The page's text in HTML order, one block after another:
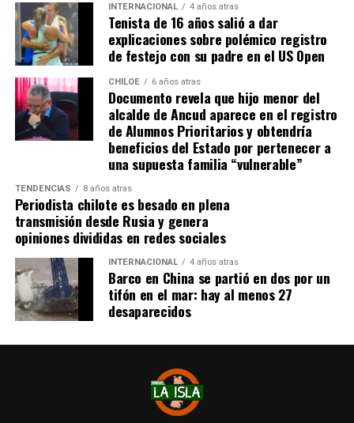
Actualmente, Gómez se encuentra en Santiago
realizando trámites y participando como invitada en
distintos medios de comunicación. Aunque aún no tiene
una fecha exacta para su viaje a Estados Unidos, donde
se administra el medicamento, indicó que esperan
realizarlo «a mediados de junio».
Cabe destacar que, pese a que se logró reunir el dinero y,
por ende, la meta se cumplió, continúan circulando por
redes sociales, eventos a beneficios de Tomás Ross.
¿Como ayudar?
Instagram, Dante_contra_duchenne
Fernando Jara (padre)
19.968.680-1
Banco Falabella, cuenta corriente
11510154944
fernandokine1998@gmail.com
INTERNACIONAL 4 años atras
Tenista de 16 años salió a dar
explicaciones sobre polémico registro
de festejo con su padre en el US Open
CHILOE 6 años atras
Documento revela que hijo menor del
alcalde de Ancud aparece en el registro
de Alumnos Prioritarios y obtendría
beneficios del Estado por pertenecer a
una supuesta familia “vulnerable”
TENDENCIAS 8 años atras
Periodista chilote es besado en plena
transmisión desde Rusia y genera
opiniones divididas en redes sociales
INTERNACIONAL 4 años atras
Barco en China se partió en dos por un
tifón en el mar: hay al menos 27
desaparecidos